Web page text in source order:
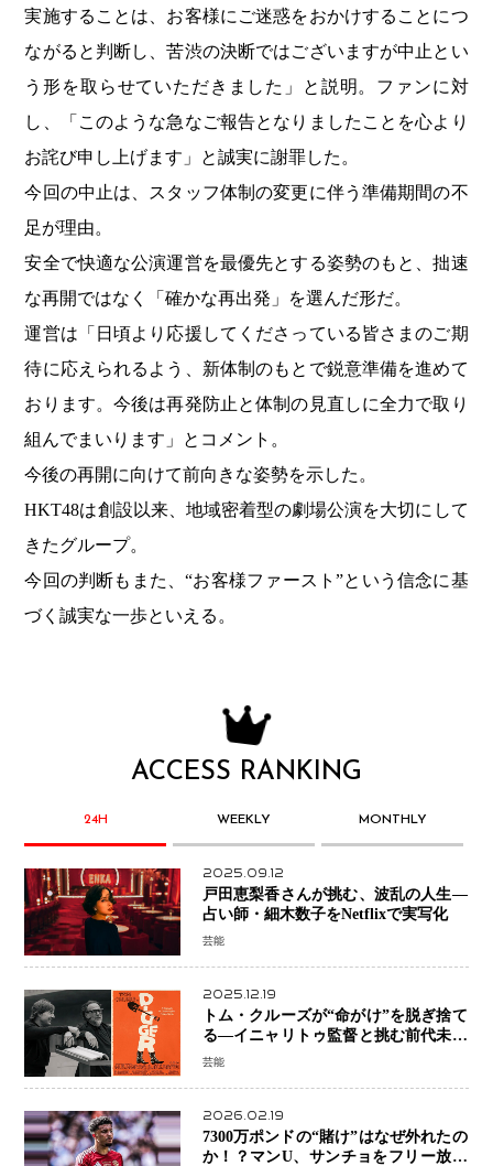
実施することは、お客様にご迷惑をおかけすることにつ
ながると判断し、苦渋の決断ではございますが中止とい
う形を取らせていただきました」と説明。ファンに対
し、「このような急なご報告となりましたことを心より
お詫び申し上げます」と誠実に謝罪した。
今回の中止は、スタッフ体制の変更に伴う準備期間の不
足が理由。
安全で快適な公演運営を最優先とする姿勢のもと、拙速
な再開ではなく「確かな再出発」を選んだ形だ。
運営は「日頃より応援してくださっている皆さまのご期
待に応えられるよう、新体制のもとで鋭意準備を進めて
おります。今後は再発防止と体制の見直しに全力で取り
組んでまいります」とコメント。
今後の再開に向けて前向きな姿勢を示した。
HKT48は創設以来、地域密着型の劇場公演を大切にして
きたグループ。
今回の判断もまた、“お客様ファースト”という信念に基
づく誠実な一歩といえる。
ACCESS RANKING
24H WEEKLY MONTHLY
2025.09.12
戸田恵梨香さんが挑む、波乱の人生―
占い師・細木数子をNetflixで実写化
芸能
2025.12.19
トム・クルーズが“命がけ”を脱ぎ捨て
る―イニャリトゥ監督と挑む前代未聞
の大惨事コメディ「DIGGER ディガ
芸能
2026.02.19
7300万ポンドの“賭け”はなぜ外れたの
か！？マンU、サンチョをフリー放出